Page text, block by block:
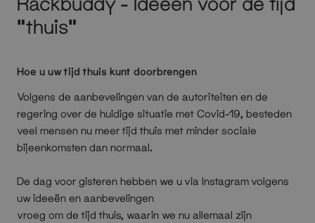
"thuis"
Hoe u uw tijd thuis kunt doorbrengen
Volgens de aanbevelingen van de autoriteiten en de
regering over de huidige situatie met Covid-19, besteden
veel mensen nu meer tijd thuis met minder sociale
bijeenkomsten dan normaal.
De dag voor gisteren hebben we u via Instagram volgens
uw ideeën en aanbevelingen
vroeg om de tijd thuis, waarin we nu allemaal zijn